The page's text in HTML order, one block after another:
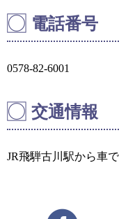
電話番号
0578-82-6001
交通情報
JR飛騨古川駅から車